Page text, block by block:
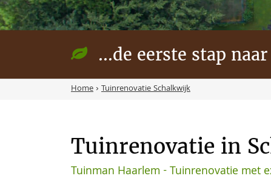
...de eerste stap
Home› Tuinrenovatie Schalkwijk
Tuinrenovatie in
Tuinman Haarlem - Tuinrenovatie met